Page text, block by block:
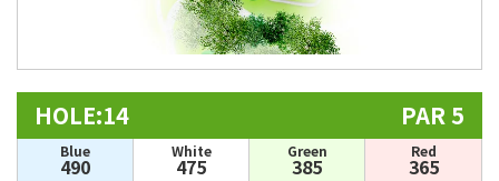
HOLE:14 PAR 5
Blue
490
White
475
Green
385
Red
365